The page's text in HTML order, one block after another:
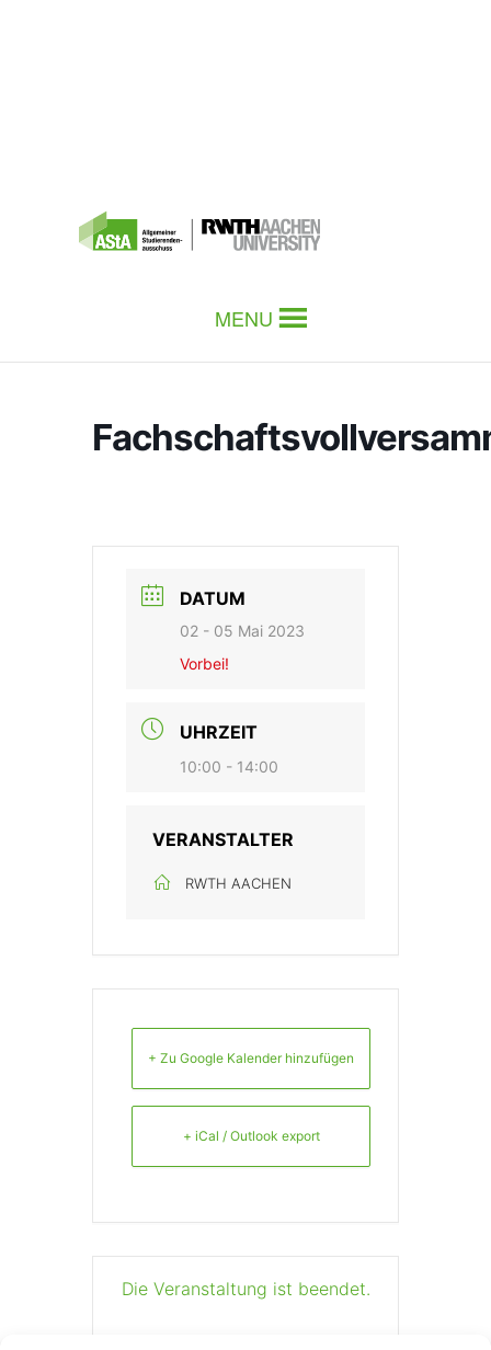
MENU
DATUM
02 - 05 Mai 2023
Vorbei!
UHRZEIT
10:00 - 14:00
VERANSTALTER
RWTH AACHEN
+ Zu Google Kalender hinzufügen
+ iCal / Outlook export
Die Veranstaltung ist beendet.